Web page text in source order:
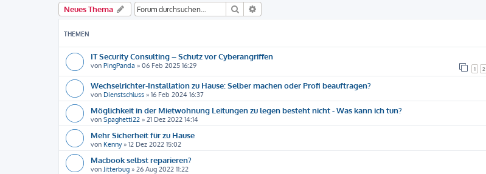
Neues Thema Suche
THEMEN
IT Security Consulting – Schutz vor Cyberangriffen
von PingPanda » 06 Feb 2025 16:29 1 2
Wechselrichter-Installation zu Hause: Selber machen oder Profi beauftragen?
von Dienstschluss » 16 Feb 2024 16:37
Möglichkeit in der Mietwohnung Leitungen zu legen besteht nicht - Was kann ich tun?
von Spaghetti22 » 21 Dez 2022 14:14
Mehr Sicherheit für zu Hause
von Kenny» 12 Dez 2022 15:02
Macbook selbst reparieren?
von Jitterbug » 26 Aug 2022 11:22